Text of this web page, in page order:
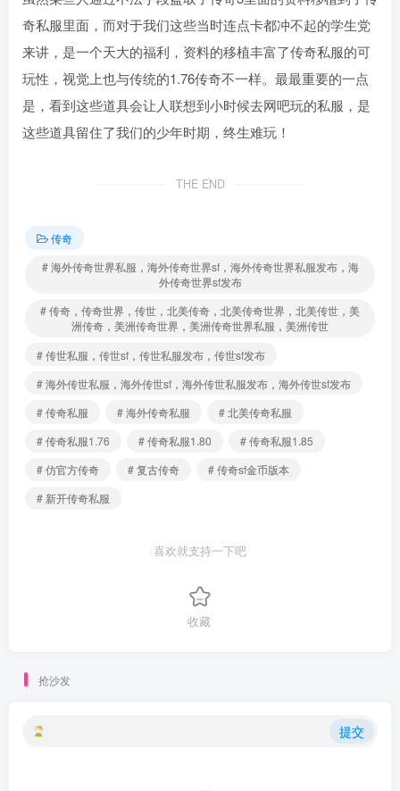
奇私服里面，而对于我们这些当时连点卡都冲不起的学生党
来讲，是一个天大的福利，资料的移植丰富了传奇私服的可
玩性，视觉上也与传统的1.76传奇不一样。最最重要的一点
是，看到这些道具会让人联想到小时候去网吧玩的私服，是
这些道具留住了我们的少年时期，终生难玩！
THE END
传奇
# 海外传奇世界私服，海外传奇世界sf，海外传奇世界私服发布，海
外传奇世界sf发布
# 传奇，传奇世界，传世，北美传奇，北美传奇世界，北美传世，美
洲传奇，美洲传奇世界，美洲传奇世界私服，美洲传世
# 传世私服，传世sf，传世私服发布，传世sf发布
# 海外传世私服，海外传世sf，海外传世私服发布，海外传世sf发布
# 传奇私服
# 海外传奇私服
# 北美传奇私服
# 传奇私服1.76
# 传奇私服1.80
# 传奇私服1.85
# 仿官方传奇
# 复古传奇
# 传奇sf金币版本
# 新开传奇私服
喜欢就支持一下吧
收藏
抢沙发
提交